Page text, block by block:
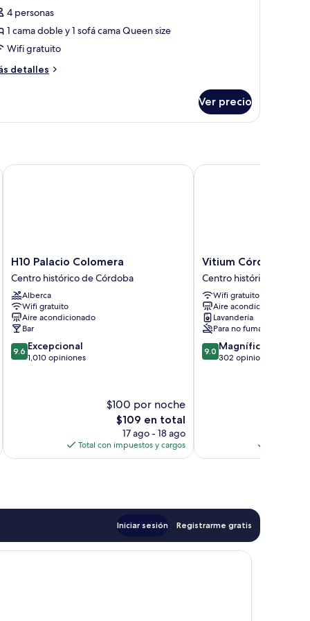
4 personas
1 cama doble y 1 sofá cama Queen size
Wifi gratuito
detalles
Ver precio
H10
Palacio
Colomera
Centro
histórico
de
Córdoba
H10 Palacio Colomera
Centro histórico de Córdoba
Alberca
Wifi gratuito
Aire acondicionado
Bar
9.6
de
9.6 Excepcional
1,010 opiniones
$100 por noche
El
precio
actual
es
$109 en total
17 ago - 18 ago
Total con impuestos y cargos
H10 Palacio Colomera
Vitium
Córdoba
Centro
histórico
de
Córdoba
Vitium Córdoba
Centro histórico de
Wifi gratuito
Aire acondicionado
Lavandería
Para no fumadores
9.0
de
9.0 Magnífico
302 opiniones
Vitium Córdoba
Iniciar sesión Registrarme gratis